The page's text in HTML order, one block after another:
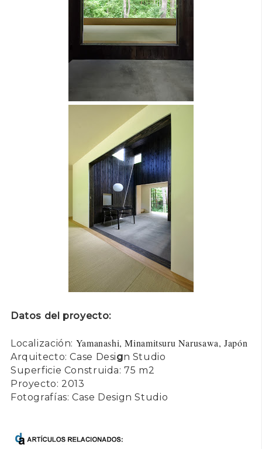
Datos del proyecto:
Localización: Yamanashi, Minamitsuru Narusawa, Japón
Arquitecto: Case Design Studio
Superficie Construida: 75 m2
Proyecto: 2013
Fotografías: Case Design Studio